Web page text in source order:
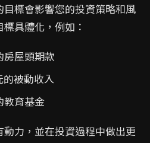
標會影響您的投資策略和風
具體化，例如：
房屋頭期款
被動收入
教育基金
力，並在投資過程中做出更